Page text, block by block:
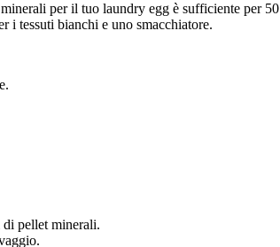
per il tuo laundry egg è sufficiente per
i tessuti bianchi e uno smacchiatore.
pellet minerali.